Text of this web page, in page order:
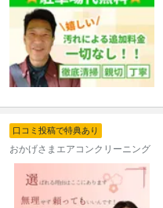
口コミ投稿で特典あり
おかげさまエアコンクリーニング